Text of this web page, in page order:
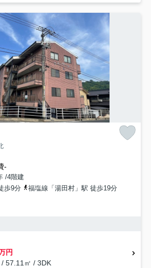
-
/4階建
歩9分
福塩線「湯田村」駅 徒歩19分
円
/ 57.11㎡ / 3DK